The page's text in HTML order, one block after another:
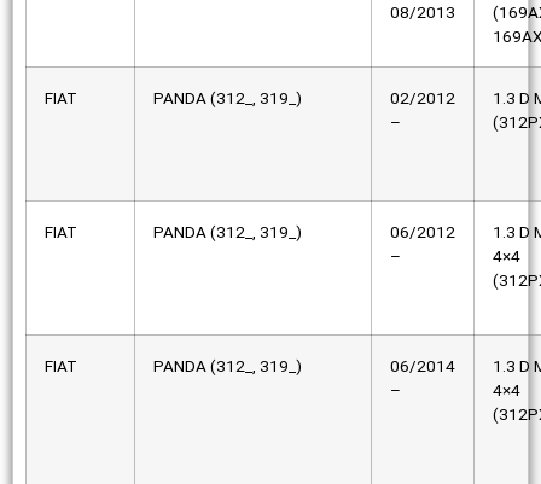
08/2013
FIAT PANDA (312_, 319_)
02/2012
–
1.3 D
FIAT PANDA (312_, 319_)
06/2012
–
1.3 D
4×4
FIAT PANDA (312_, 319_)
06/2014
–
1.3 D
4×4